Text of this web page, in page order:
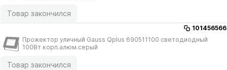
Товар закончился
101456566
Прожектор уличный Gauss Qplus 690511100 светодиодный
100Вт корп.алюм.серый
Товар закончился